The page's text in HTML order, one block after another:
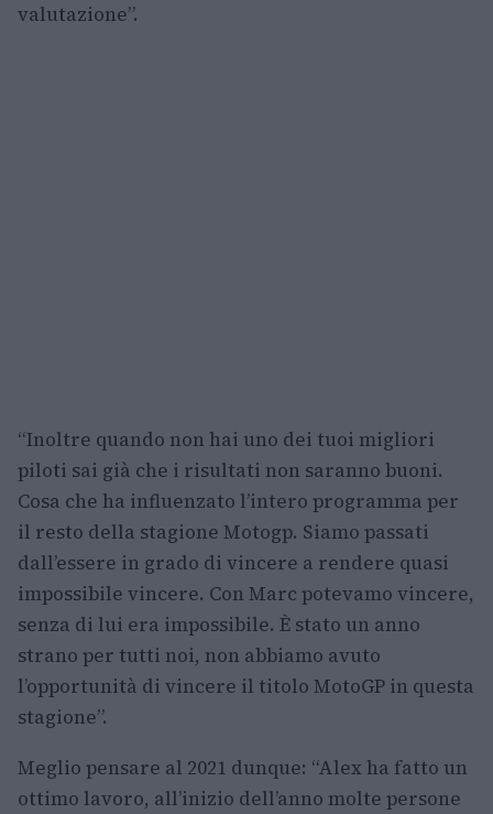
valutazione”.
“Inoltre quando non hai uno dei tuoi migliori
piloti sai già che i risultati non saranno buoni.
Cosa che ha influenzato l’intero programma per
il resto della stagione Motogp. Siamo passati
dall’essere in grado di vincere a rendere quasi
impossibile vincere. Con Marc potevamo vincere,
senza di lui era impossibile. È stato un anno
strano per tutti noi, non abbiamo avuto
l’opportunità di vincere il titolo MotoGP in questa
stagione”.
Meglio pensare al 2021 dunque: “Alex ha fatto un
ottimo lavoro, all’inizio dell’anno molte persone